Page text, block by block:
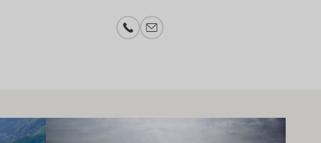
Telefonnummer
Legg til e-post
Lær mer om dette